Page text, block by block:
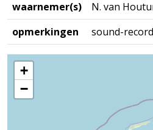
waarnemer(s)
N. van
opmerkingen
sound-
+
−